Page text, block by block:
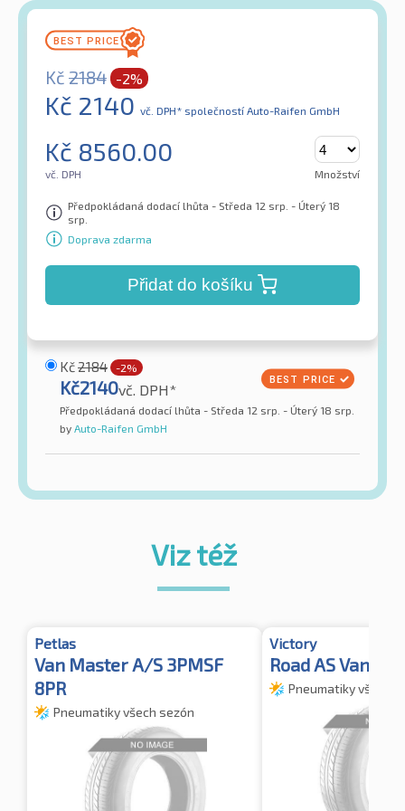
Kč 2184 -2%
Kč 2140 vč. DPH* společností Auto-Raifen GmbH
Kč 8560.00
vč. DPH Množství
Předpokládaná dodací lhůta - Středa 12 srp. - Úterý 18
srp.
Doprava zdarma
Přidat do košíku
Kč2184 -2%
Kč2140vč. DPH*
Předpokládaná dodací lhůta - Středa 12 srp. - Úterý 18 srp.
by Auto-Raifen GmbH
Viz též
Petlas
Van Master A/S 3PMSF
8PR
Pneumatiky všech sezón
Victory
Road AS Van
Pneumatiky všech